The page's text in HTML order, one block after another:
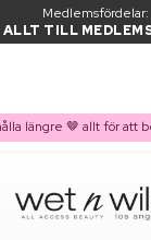
Medlemsfördelar:
ALLT TILL
längre 🤎 allt för att